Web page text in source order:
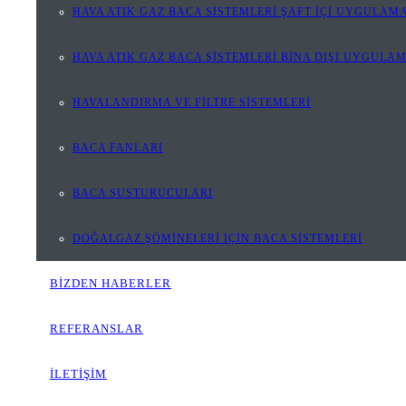
HAVA ATIK GAZ BACA SİSTEMLERİ ŞAFT İÇİ
HAVA ATIK GAZ BACA SİSTEMLERİ BİNA DIŞI
HAVALANDIRMA VE FİLTRE SİSTEMLERİ
BACA FANLARI
BACA SUSTURUCULARI
DOĞALGAZ ŞÖMİNELERİ İÇİN BACA SİSTEMLERİ
BİZDEN HABERLER
REFERANSLAR
İLETİŞİM